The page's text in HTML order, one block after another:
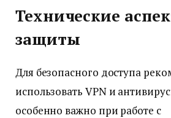
Технические
защиты
Для безопасного доступа
использовать VPN и
особенно важно при работе с